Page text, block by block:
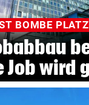
BOMBE
Job wird